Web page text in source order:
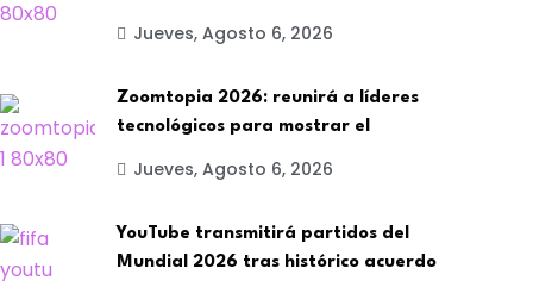
Jueves, Agosto 6, 2026
Zoomtopia 2026: reunirá a líderes
tecnológicos para mostrar el
Jueves, Agosto 6, 2026
YouTube transmitirá partidos del
Mundial 2026 tras histórico acuerdo